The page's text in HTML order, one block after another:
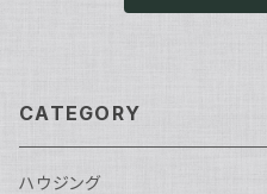
CATEGORY
ハウジング